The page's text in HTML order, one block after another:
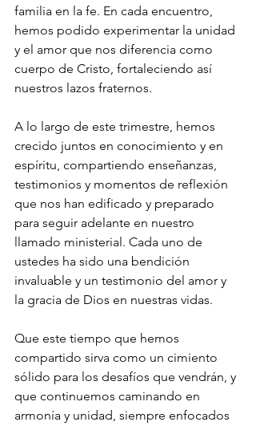
familia en la fe. En cada encuentro,
hemos podido experimentar la unidad
y el amor que nos diferencia como
cuerpo de Cristo, fortaleciendo así
nuestros lazos fraternos.
A lo largo de este trimestre, hemos
crecido juntos en conocimiento y en
espíritu, compartiendo enseñanzas,
testimonios y momentos de reflexión
que nos han edificado y preparado
para seguir adelante en nuestro
llamado ministerial. Cada uno de
ustedes ha sido una bendición
invaluable y un testimonio del amor y
la gracia de Dios en nuestras vidas.
Que este tiempo que hemos
compartido sirva como un cimiento
sólido para los desafíos que vendrán, y
que continuemos caminando en
armonía y unidad, siempre enfocados